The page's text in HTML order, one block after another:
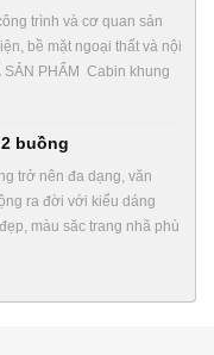
trình và cơ quan sản
bề mặt ngoại thất và nội
SẢN PHẨM Cabin khung
buồng
trở nên đa dạng, văn
ra đời với kiểu dáng
màu săc trang nhã phù